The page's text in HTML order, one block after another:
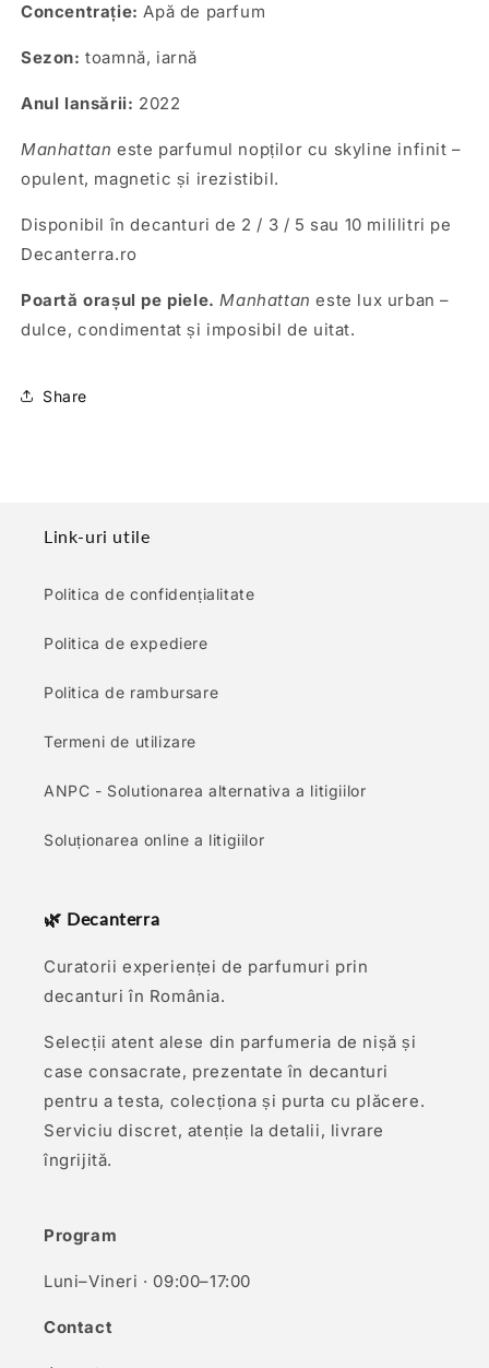
Concentrație: Apă de parfum
Sezon: toamnă, iarnă
Anul lansării: 2022
Manhattan este parfumul nopților cu skyline infinit –
opulent, magnetic și irezistibil.
Disponibil în decanturi de 2 / 3 / 5 sau 10 mililitri pe
Decanterra.ro
Poartă orașul pe piele. Manhattan este lux urban –
dulce, condimentat și imposibil de uitat.
Share
Link-uri utile
Politica de confidențialitate
Politica de expediere
Politica de rambursare
Termeni de utilizare
ANPC - Solutionarea alternativa a litigiilor
Soluționarea online a litigiilor
🌿 Decanterra
Curatorii experienței de parfumuri prin
decanturi în România.
Selecții atent alese din parfumeria de nișă și
case consacrate, prezentate în decanturi
pentru a testa, colecționa și purta cu plăcere.
Serviciu discret, atenție la detalii, livrare
îngrijită.
Program
Luni–Vineri · 09:00–17:00
Contact